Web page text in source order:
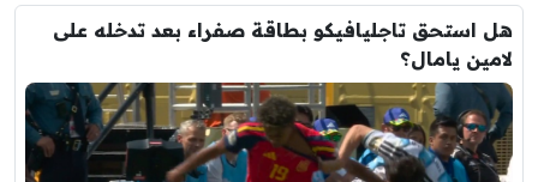
هل استحق تاجليافيكو بطاقة صفراء بعد تدخله على
لامين يامال؟